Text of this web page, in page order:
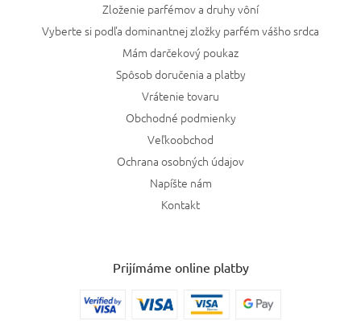
Zloženie parfémov a druhy vôní
Vyberte si podľa dominantnej zložky parfém vášho srdca
Mám darčekový poukaz
Spôsob doručenia a platby
Vrátenie tovaru
Obchodné podmienky
Veľkoobchod
Ochrana osobných údajov
Napíšte nám
Kontakt
Prijímáme online platby